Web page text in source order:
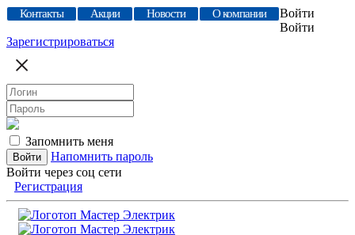
Контакты Акции Новости О компании
Войти
Войти
Зарегистрироваться
Запомнить меня
Напомнить пароль
Войти через соц сети
Регистрация